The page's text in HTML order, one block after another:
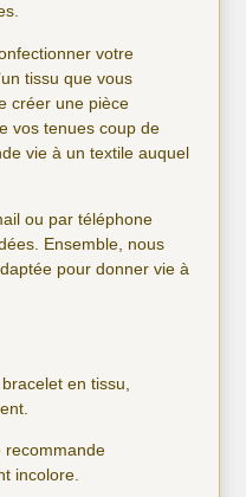
votre
tissu que vous
créer une pièce
vos tenues coup de
vie à un textile auquel
ou par téléphone
Ensemble, nous
pour donner vie à
en tissu,
recommande
incolore.